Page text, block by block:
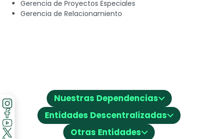
Gerencia de Proyectos Especiales
Gerencia de Relacionamiento
Nuestras Dependencias⌵
Entidades Descentralizadas⌵
Otras Entidades⌵